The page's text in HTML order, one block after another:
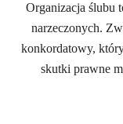
Organizacja ślubu
narzeczonych.
konkordatowy,
skutki prawne